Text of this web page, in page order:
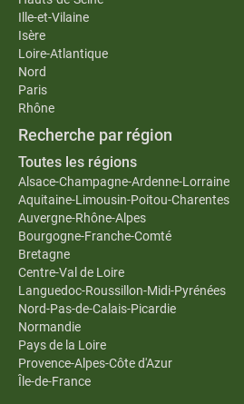
Ille-et-Vilaine
Isère
Loire-Atlantique
Nord
Paris
Rhône
Recherche par région
Toutes les régions
Alsace-Champagne-Ardenne-Lorraine
Aquitaine-Limousin-Poitou-Charentes
Auvergne-Rhône-Alpes
Bourgogne-Franche-Comté
Bretagne
Centre-Val de Loire
Languedoc-Roussillon-Midi-Pyrénées
Nord-Pas-de-Calais-Picardie
Normandie
Pays de la Loire
Provence-Alpes-Côte d'Azur
Île-de-France